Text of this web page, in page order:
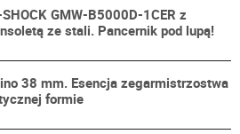
GMW-B5000D-1CER z
ze stali. Pancernik pod lupą!
38 mm. Esencja zegarmistrzostwa
formie